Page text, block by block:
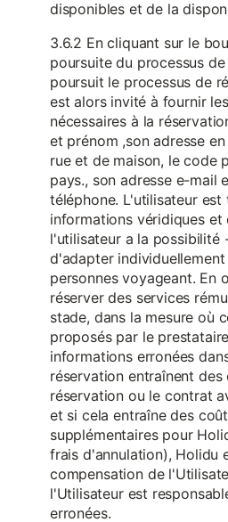
disponibles et de la
3.6.2 En cliquant sur le
poursuite du processus
poursuit le processus de
est alors invité à fournir
nécessaires à la
et prénom ,son adresse
rue et de maison, le code
pays., son adresse e-mail
téléphone. L'utilisateur
informations véridiques et
l'utilisateur a la
d'adapter
personnes voyageant. En
réserver des services
stade, dans la mesure où
proposés par le
informations erronées
réservation entraînent des
réservation ou le contrat
et si cela entraîne des
supplémentaires pour
frais d'annulation), Holidu
compensation de
l'Utilisateur est
erronées.